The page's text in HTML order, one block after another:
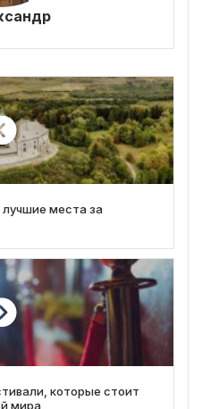
места за
которые стоит
мира